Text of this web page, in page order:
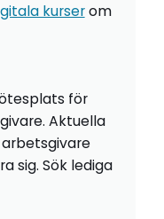
kurserom
för
Aktuella
sig. Sök lediga